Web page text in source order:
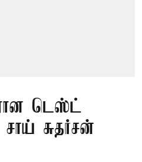
டெஸ்ட்
சுதர்சன்